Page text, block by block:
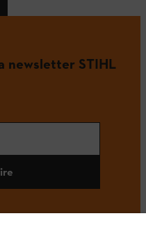
newsletter STIHL